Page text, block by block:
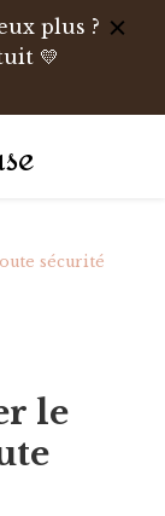
plus ?
💛
sécurité
le